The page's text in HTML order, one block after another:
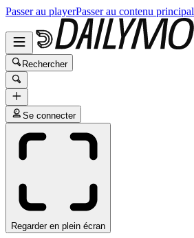
Passer au playerPasser au contenu principal
Rechercher
Se connecter
Regarder en plein écran